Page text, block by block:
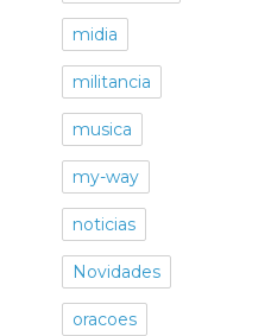
midia
militancia
musica
my-way
noticias
Novidades
oracoes